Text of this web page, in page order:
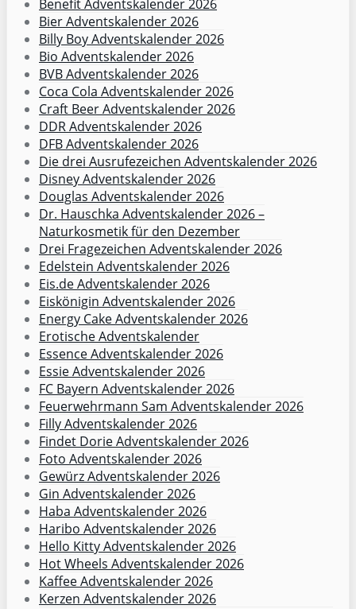
Benefit Adventskalender 2026
Bier Adventskalender 2026
Billy Boy Adventskalender 2026
Bio Adventskalender 2026
BVB Adventskalender 2026
Coca Cola Adventskalender 2026
Craft Beer Adventskalender 2026
DDR Adventskalender 2026
DFB Adventskalender 2026
Die drei Ausrufezeichen Adventskalender 2026
Disney Adventskalender 2026
Douglas Adventskalender 2026
Dr. Hauschka Adventskalender 2026 –
Naturkosmetik für den Dezember
Drei Fragezeichen Adventskalender 2026
Edelstein Adventskalender 2026
Eis.de Adventskalender 2026
Eiskönigin Adventskalender 2026
Energy Cake Adventskalender 2026
Erotische Adventskalender
Essence Adventskalender 2026
Essie Adventskalender 2026
FC Bayern Adventskalender 2026
Feuerwehrmann Sam Adventskalender 2026
Filly Adventskalender 2026
Findet Dorie Adventskalender 2026
Foto Adventskalender 2026
Gewürz Adventskalender 2026
Gin Adventskalender 2026
Haba Adventskalender 2026
Haribo Adventskalender 2026
Hello Kitty Adventskalender 2026
Hot Wheels Adventskalender 2026
Kaffee Adventskalender 2026
Kerzen Adventskalender 2026